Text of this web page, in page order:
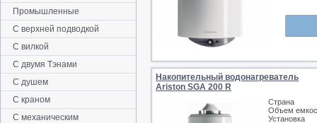
Накопительный водонагреватель
Ariston SGA 200 R
Страна
Объем
Установка
Промышленные
С верхней подводкой
С вилкой
С двумя Тэнами
С душем
С краном
С механическим